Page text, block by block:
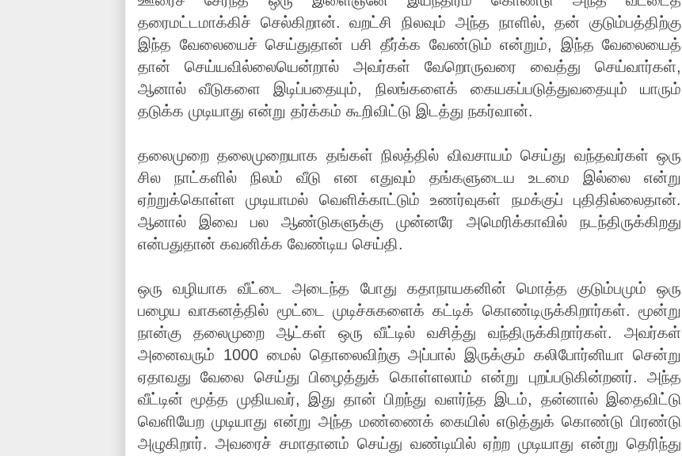
தரைமட்டமாக்கிச் செல்கிறான். வறட்சி நிலவும் அந்த நாளில், தன் குடும்பத்திற்கு
இந்த வேலையைச் செய்துதான் பசி தீர்க்க வேண்டும் என்றும், இந்த வேலையைத்
தான் செய்யவில்லையென்றால் அவர்கள் வேறொருவரை வைத்து செய்வார்கள்,
ஆனால் வீடுகளை இடிப்பதையும், நிலங்களைக் கையகப்படுத்துவதையும் யாரும்
தடுக்க முடியாது என்று தர்க்கம் கூறிவிட்டு இடத்து நகர்வான்.
தலைமுறை தலைமுறையாக தங்கள் நிலத்தில் விவசாயம் செய்து வந்தவர்கள் ஒரு
சில நாட்களில் நிலம் வீடு என எதுவும் தங்களுடைய உடமை இல்லை என்று
ஏற்றுக்கொள்ள முடியாமல் வெளிக்காட்டும் உணர்வுகள் நமக்குப் புதிதில்லைதான்.
ஆனால் இவை பல ஆண்டுகளுக்கு முன்னரே அமெரிக்காவில் நடந்திருக்கிறது
என்பதுதான் கவனிக்க வேண்டிய செய்தி.
ஒரு வழியாக வீட்டை அடைந்த போது கதாநாயகனின் மொத்த குடும்பமும் ஒரு
பழைய வாகனத்தில் மூட்டை முடிச்சுகளைக் கட்டிக் கொண்டிருக்கிறார்கள். மூன்று
நான்கு தலைமுறை ஆட்கள் ஒரு வீட்டில் வசித்து வந்திருக்கிறார்கள். அவர்கள்
அனைவரும் 1000 மைல் தொலைவிற்கு அப்பால் இருக்கும் கலிபோர்னியா சென்று
ஏதாவது வேலை செய்து பிழைத்துக் கொள்ளலாம் என்று புறப்படுகின்றனர். அந்த
வீட்டின் மூத்த முதியவர், இது தான் பிறந்து வளர்ந்த இடம், தன்னால் இதைவிட்டு
வெளியேற முடியாது என்று அந்த மண்ணைக் கையில் எடுத்துக் கொண்டு பிரண்டு
அழுகிறார். அவரைச் சமாதானம் செய்து வண்டியில் ஏற்ற முடியாது என்று தெரிந்து